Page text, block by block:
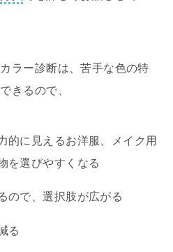
ラー診断は、苦手な色の特
きるので、
的に見えるお洋服、メイク用
を選びやすくなる
ので、選択肢が広がる
る